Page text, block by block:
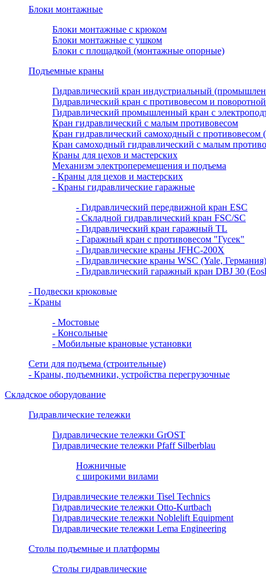
Блоки монтажные
Блоки монтажные с крюком
Блоки монтажные с ушком
Блоки с площадкой (монтажные опорные)
Подъемные краны
Гидравлический кран индустриальный
Гидравлический кран с противовесом и
Гидравлический промышленный кран с
Кран гидравлический с малым противовесом
Кран гидравлический самоходный с противовесом
Кран самоходный гидравлический с малым
Краны для цехов и мастерских
Механизм электроперемещения и подъема
- Краны для цехов и мастерских
- Краны гидравлические гаражные
- Гидравлический передвижной кран ESC
- Складной гидравлический кран FSC/SC
- Гидравлический кран гаражный TL
- Гаражный кран с противовесом "Гусек"
- Гидравлические краны JFHC-200X
- Гидравлические краны WSC (Yale, Германия)
- Гидравлический гаражный кран DBJ 30
- Подвески крюковые
- Краны
- Мостовые
- Консольные
- Мобильные крановые установки
Сети для подъема (строительные)
- Краны, подъемники, устройства перегрузочные
Складское оборудование
Гидравлические тележки
Гидравлические тележки GrOST
Гидравлические тележки Pfaff Silberblau
Ножничные
с широкими вилами
Гидравлические тележки Tisel Technics
Гидравлические тележки Otto-Kurtbach
Гидравлические тележки Noblelift Equipment
Гидравлические тележки Lema Engineering
Столы подъемные и платформы
Столы гидравлические